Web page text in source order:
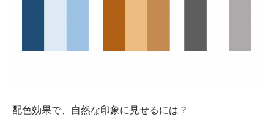
配色効果で、自然な印象に見せるには？